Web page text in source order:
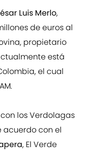
Luis Merlo,
de euros al
propietario
está
el cual
los Verdolagas
acuerdo con el
, El Verde